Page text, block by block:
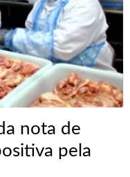
nota de
pela